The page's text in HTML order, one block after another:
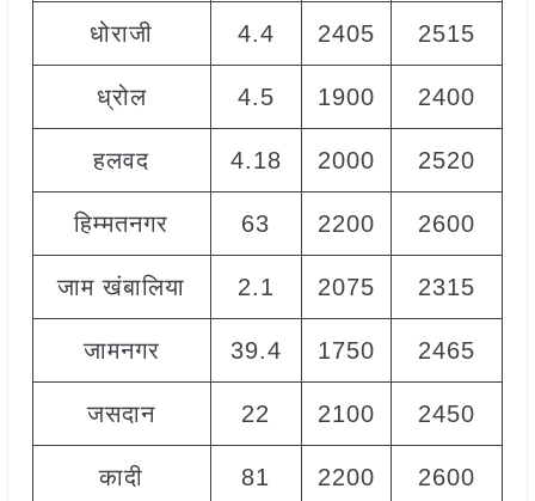
धोराजी 4.4 2405 2515
ध्रोल 4.5 1900 2400
हलवद 4.18 2000 2520
हिम्मतनगर 63 2200 2600
जाम खंबालिया 2.1 2075 2315
जामनगर 39.4 1750 2465
जसदान 22 2100 2450
कादी 81 2200 2600